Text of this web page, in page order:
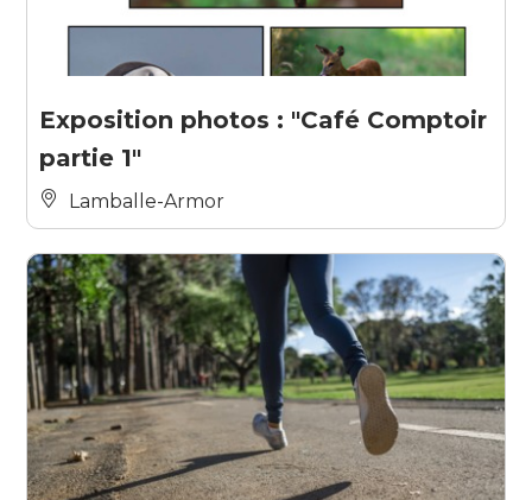
Exposition photos : "Café Comptoir
partie 1"
Lamballe-Armor